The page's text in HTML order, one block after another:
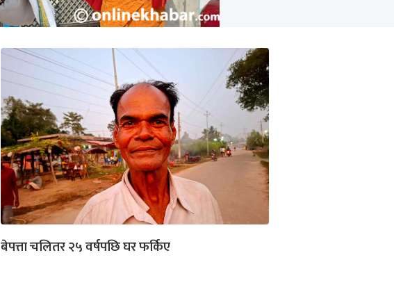
बेपत्ता चलितर २५ वर्षपछि घर फर्किए